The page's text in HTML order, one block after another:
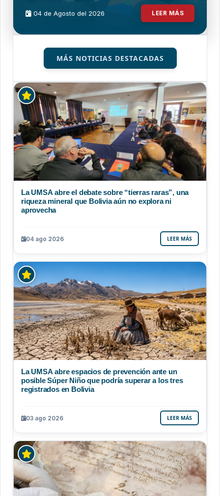
04 de Agosto del 2026 LEER MÁS
MÁS NOTICIAS DESTACADAS
La UMSA abre el debate sobre “tierras raras”, una
riqueza mineral que Bolivia aún no explora ni
aprovecha
04 ago 2026 LEER MÁS
La UMSA abre espacios de prevención ante un
posible Súper Niño que podría superar a los tres
registrados en Bolivia
03 ago 2026 LEER MÁS